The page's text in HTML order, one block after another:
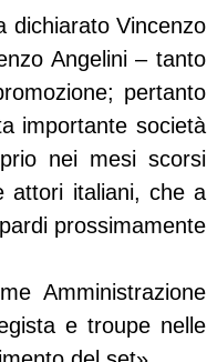
dichiarato Vincenzo
Angelini – tanto
pertanto
importante società
nei mesi scorsi
attori italiani, che a
prossimamente
Amministrazione
e troupe nelle